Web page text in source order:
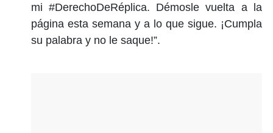
mi #DerechoDeRéplica. Démosle vuelta a la
página esta semana y a lo que sigue. ¡Cumpla
su palabra y no le saque!”.